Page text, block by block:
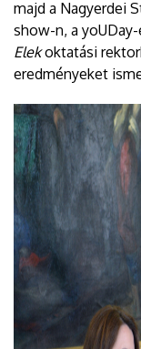
majd a Nagyerdei
show-n, a
Elekoktatási
eredményeket